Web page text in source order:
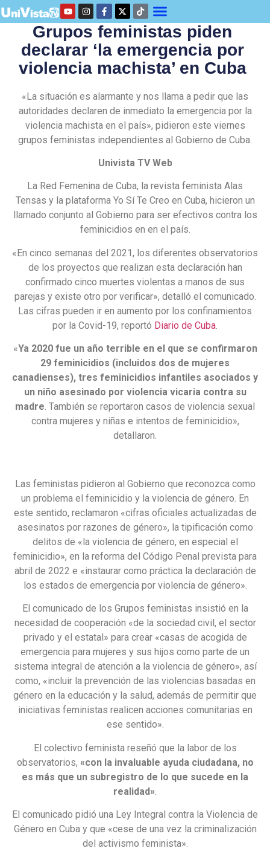
Grupos feministas piden
declarar ‘la emergencia por
violencia machista’ en Cuba
«La situación es alarmante y nos llama a pedir que las
autoridades declaren de inmediato la emergencia por la
violencia machista en el país», pidieron este viernes
grupos feministas independientes al Gobierno de Cuba.
Univista TV Web
La Red Femenina de Cuba, la revista feminista Alas
Tensas y la plataforma Yo Sí Te Creo en Cuba, hicieron un
llamado conjunto al Gobierno para ser efectivos contra los
feminicidios en en el país.
«En cinco semanas del 2021, los diferentes observatorios
de los proyectos que realizan esta declaración han
confirmado cinco muertes violentas a manos de sus
parejas y existe otro por verificar», detalló el comunicado.
Las cifras pueden ir en aumento por los confinamientos
por la Covid-19, reportó Diario de Cuba
«Ya 2020 fue un año terrible en el que se confirmaron
29 feminicidios (incluidos dos de mujeres
canadienses), tres feminicidios infantiles asociados y
un niño asesinado por violencia vicaria contra su
madre. También se reportaron casos de violencia sexual
contra mujeres y niñas e intentos de feminicidio»,
detallaron.
Las feministas pidieron al Gobierno que reconozca como
un problema el feminicidio y la violencia de género. En
este sentido, reclamaron «cifras oficiales actualizadas de
asesinatos por razones de género», la tipificación como
delitos de «la violencia de género, en especial el
feminicidio», en la reforma del Código Penal prevista para
abril de 2022 e «instaurar como práctica la declaración de
los estados de emergencia por violencia de género».
El comunicado de los Grupos feministas insistió en la
necesidad de cooperación «de la sociedad civil, el sector
privado y el estatal» para crear «casas de acogida de
emergencia para mujeres y sus hijos como parte de un
sistema integral de atención a la violencia de género», así
como, «incluir la prevención de las violencias basadas en
género en la educación y la salud, además de permitir que
iniciativas feministas realicen acciones comunitarias en
ese sentido».
El colectivo feminista reseñó que la labor de los
observatorios, «con la invaluable ayuda ciudadana, no
es más que un subregistro de lo que sucede en la
realidad».
El comunicado pidió una Ley Integral contra la Violencia de
Género en Cuba y que «cese de una vez la criminalización
del activismo feminista».